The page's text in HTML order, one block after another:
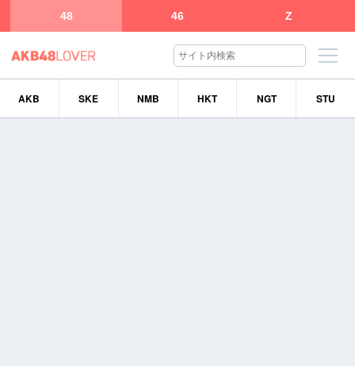
48 46 Z
AKB SKE NMB HKT NGT STU